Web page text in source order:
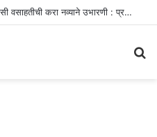
मडगाव पोलीस स्थानक व पोलीस निवासी वसाहतीची करा नव्याने उभारणी : प्रभव नायक